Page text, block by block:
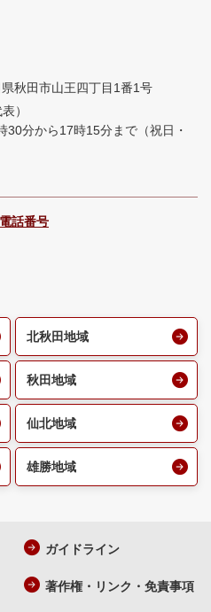
秋田市山王四丁目1番1号
）
30分から17時15分まで （祝日・
話番号
北秋田地域
秋田地域
仙北地域
雄勝地域
ガイドライン
著作権・リンク・免責事項